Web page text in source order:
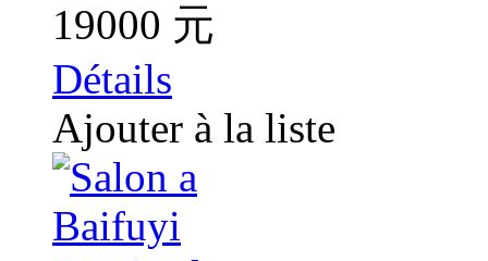
19000 元
Détails
Ajouter à la liste